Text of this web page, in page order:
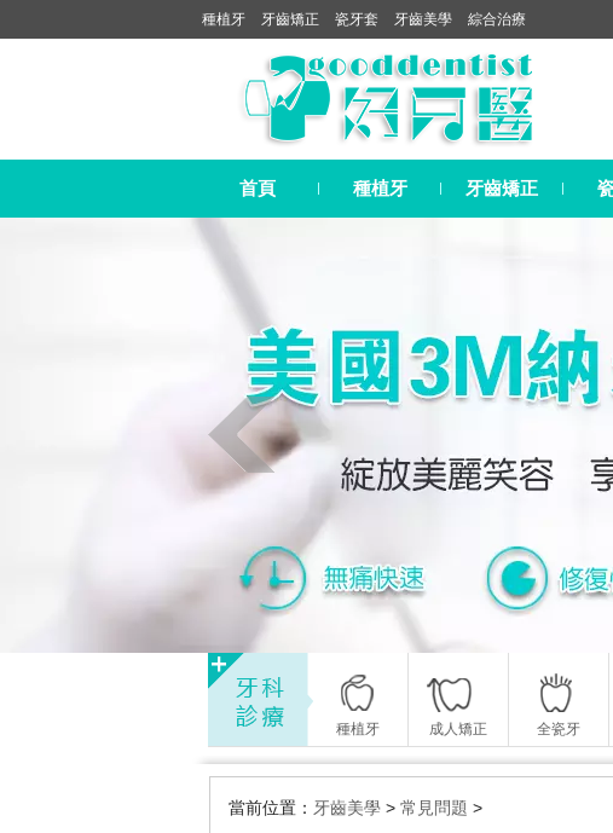
種植牙 牙齒矯正 瓷牙套 牙齒美學 綜合治療
首頁 種植牙 牙齒矯正
種植牙 成人矯正 全瓷牙
當前位置： 牙齒美學 > 常見問題 >